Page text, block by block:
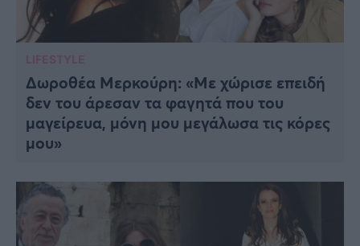
LIFESTYLE
Δωροθέα Μερκούρη: «Με χώρισε επειδή
δεν του άρεσαν τα φαγητά που του
μαγείρευα, μόνη μου μεγάλωσα τις κόρες
μου»